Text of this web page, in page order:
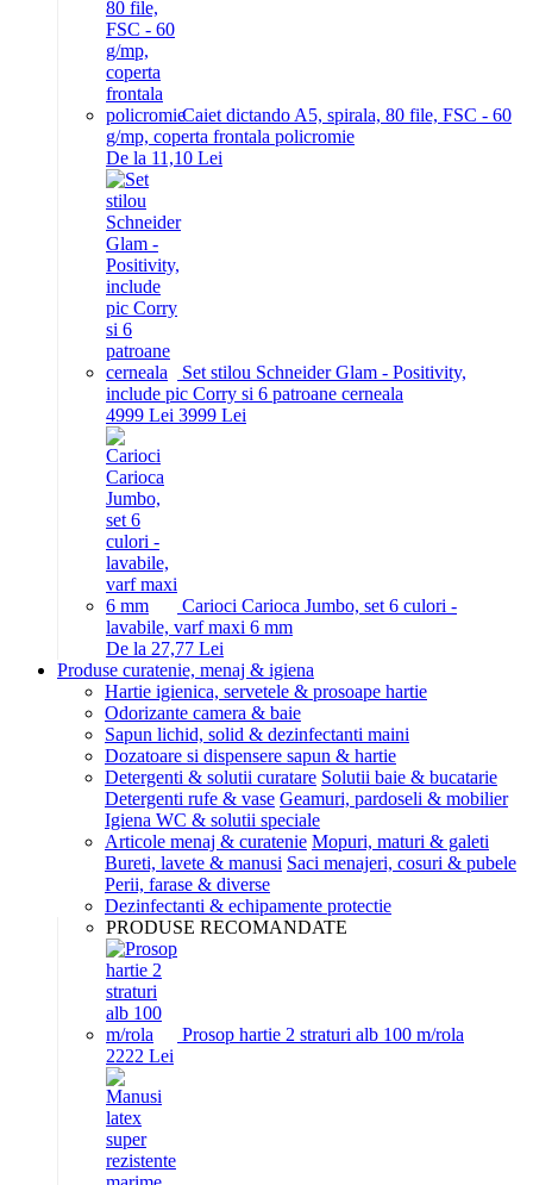
Caiet dictando A5, spirala, 80 file, FSC - 60
g/mp, coperta frontala policromie
De la 11,10 Lei
Set stilou Schneider Glam - Positivity,
include pic Corry si 6 patroane cerneala
4999 Lei 3999 Lei
Carioci Carioca Jumbo, set 6 culori -
lavabile, varf maxi 6 mm
De la 27,77 Lei
Produse curatenie, menaj & igiena
Hartie igienica, servetele & prosoape hartie
Odorizante camera & baie
Sapun lichid, solid & dezinfectanti maini
Dozatoare si dispensere sapun & hartie
Detergenti & solutii curatare Solutii baie & bucatarie
Detergenti rufe & vase Geamuri, pardoseli & mobilier
Igiena WC & solutii speciale
Articole menaj & curatenie Mopuri, maturi & galeti
Bureti, lavete & manusi Saci menajeri, cosuri & pubele
Perii, farase & diverse
Dezinfectanti & echipamente protectie
PRODUSE RECOMANDATE
Prosop hartie 2 straturi alb 100 m/rola
2222 Lei